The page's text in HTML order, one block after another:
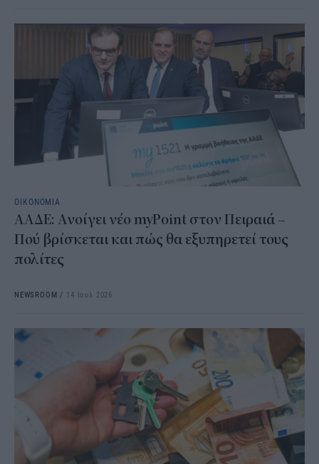
ΟΙΚΟΝΟΜΙΑ
ΑΑΔΕ: Ανοίγει νέο myPoint στον Πειραιά –
Πού βρίσκεται και πώς θα εξυπηρετεί τους
πολίτες
NEWSROOM / 14 Ιουλ 2026